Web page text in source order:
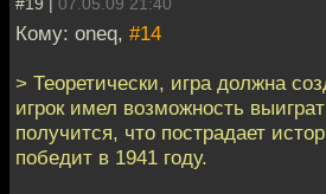
#19 | 07.05.09 21:40
Кому: oneq, #14
> Теоретически, игра должна
игрок имел возможность
получится, что пострадает
победит в 1941 году.